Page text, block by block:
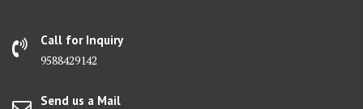
Call for Inquiry
9588429142
Send us a Mail